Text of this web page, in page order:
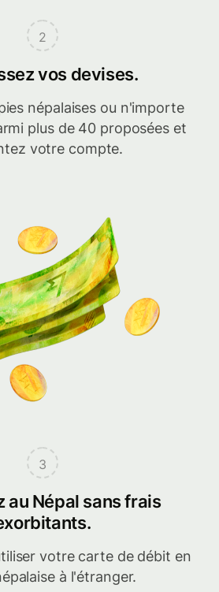
2
vos devises.
népalaises ou n'importe
plus de 40 proposées et
votre compte.
3
au Népal sans frais
votre carte de débit en
à l'étranger.